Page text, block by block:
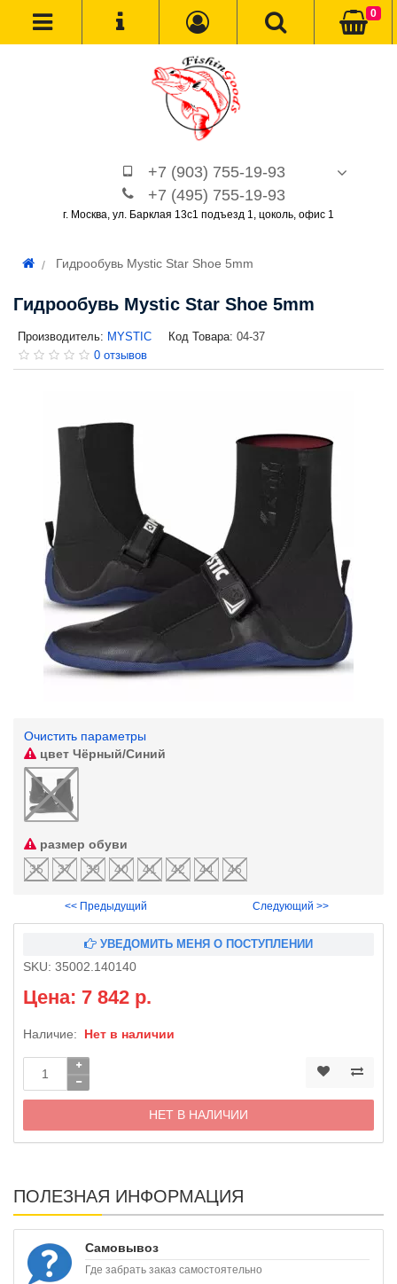
+7 (903) 755-19-93
+7 (495) 755-19-93
г. Москва, ул. Барклая 13с1 подъезд 1, цоколь, офис 1
0
Гидрообувь Mystic Star Shoe 5mm
Гидрообувь Mystic Star Shoe 5mm
Производитель: MYSTIC Код Товара: 04-37
0 отзывов
Очистить параметры
цвет Чёрный/Синий
размер обуви
35
37 39 40 41 42 44 46
<< Предыдущий Следующий >>
УВЕДОМИТЬ МЕНЯ О ПОСТУПЛЕНИИ
SKU: 35002.140140
Цена: 7 842 р.
Наличие: Нет в наличии
НЕТ В НАЛИЧИИ
ПОЛЕЗНАЯ ИНФОРМАЦИЯ
Самовывоз
Где забрать заказ самостоятельно